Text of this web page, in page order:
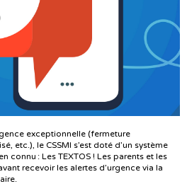
exceptionnelle (fermeture
etc.), le CSSMI s’est doté d’un système
connu : Les TEXTOS ! Les parents et les
recevoir les alertes d’urgence via la